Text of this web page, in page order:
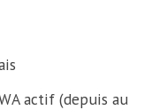
actif (depuis au